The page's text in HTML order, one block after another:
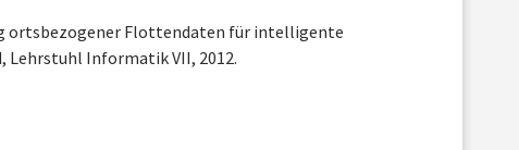
ortsbezogener Flottendaten für intelligente
Lehrstuhl Informatik VII, 2012.